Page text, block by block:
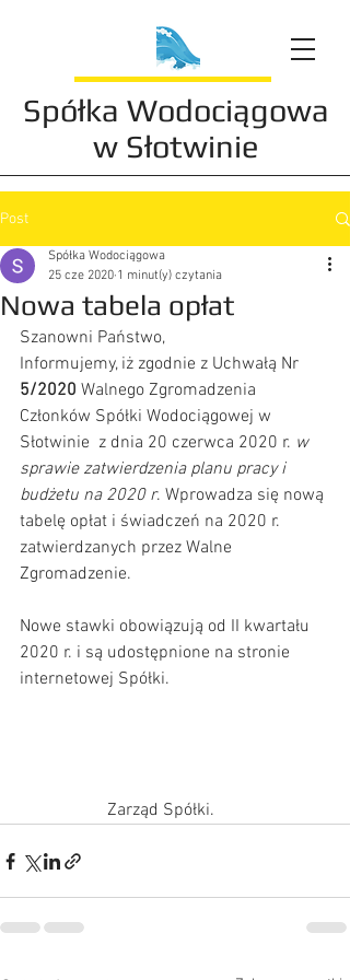
Spółka Wodociągowa
w Słotwinie
Post
Nowa tabela opłat
Spółka Wodociągowa
25 cze 2020 1 minut(y) czytania
Szanowni Państwo,
Informujemy, iż zgodnie z Uchwałą Nr
5/2020 Walnego Zgromadzenia
Członków Spółki Wodociągowej w
Słotwinie  z dnia 20 czerwca 2020 r. w
sprawie zatwierdzenia planu pracy i
budżetu na 2020 r. Wprowadza się nową
tabelę opłat i świadczeń na 2020 r.
zatwierdzanych przez Walne
Zgromadzenie.
Nowe stawki obowiązują od II kwartału
2020 r. i są udostępnione na stronie
internetowej Spółki.
		Zarząd Spółki.